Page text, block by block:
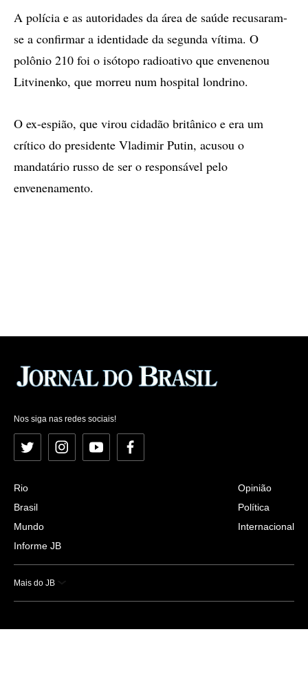
A polícia e as autoridades da área de saúde recusaram-
se a confirmar a identidade da segunda vítima. O
polônio 210 foi o isótopo radioativo que envenenou
Litvinenko, que morreu num hospital londrino.
O ex-espião, que virou cidadão britânico e era um
crítico do presidente Vladimir Putin, acusou o
mandatário russo de ser o responsável pelo
envenenamento.
Nos siga nas redes sociais!
Twitter InstagramYouTubeFacebook
Rio
Brasil
Mundo
Informe JB
Opinião
Política
Internacional
Mais do JB
Esportes